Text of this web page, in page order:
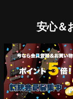
安心＆